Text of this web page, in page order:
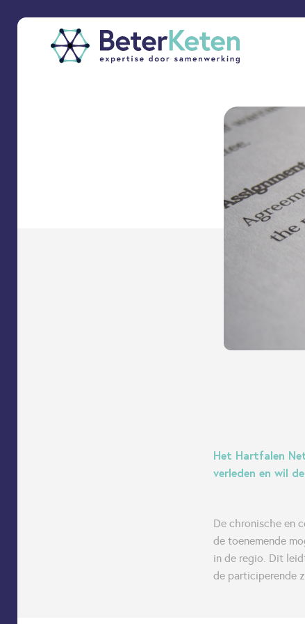
Het Hartfalen
verleden en wil
De chronische en
de toenemende
in de regio. Dit
de participerende